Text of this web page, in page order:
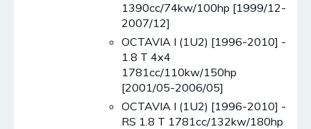
1390cc/74kw/100hp [1999/12-
2007/12]
OCTAVIA I (1U2) [1996-2010] -
1.8 T 4x4
1781cc/110kw/150hp
[2001/05-2006/05]
OCTAVIA I (1U2) [1996-2010] -
RS 1.8 T 1781cc/132kw/180hp